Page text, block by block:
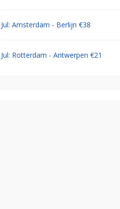
Jul: Amsterdam - Berlijn €38
Jul: Rotterdam - Antwerpen €21